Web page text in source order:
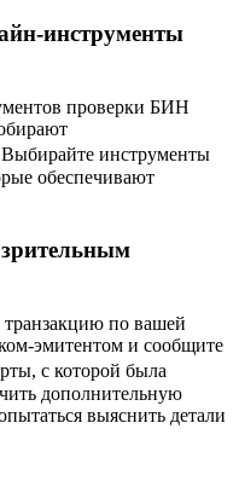
инструменты
проверки БИН
инструменты
обеспечивают
по вашей
эмитентом и сообщите
с которой была
дополнительную
выяснить детали